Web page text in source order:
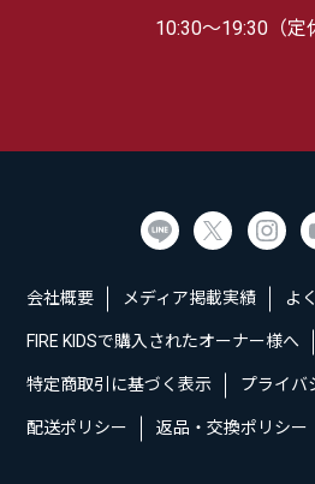
10:30～19:30（定
会社概要 メディア掲載実績 よ
FIRE KIDSで購入されたオーナー様へ
特定商取引に基づく表示 プライバ
配送ポリシー 返品・交換ポリシー